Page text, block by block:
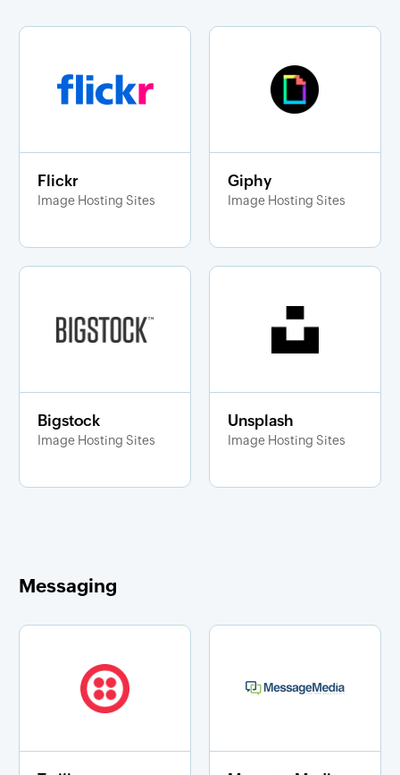
Flickr
Image Hosting Sites
Giphy
Image Hosting Sites
Bigstock
Image Hosting Sites
Unsplash
Image Hosting Sites
Messaging